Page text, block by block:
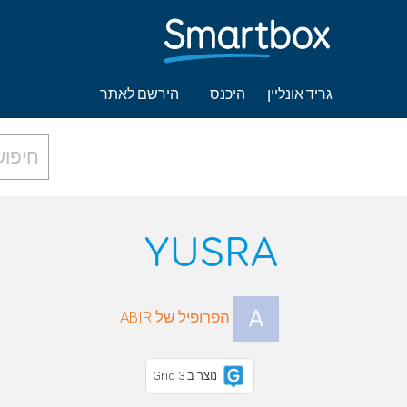
גריד אונליין היכנס הירשם לאתר
YUSRA
הפרופיל של ABIR
נוצר ב Grid 3